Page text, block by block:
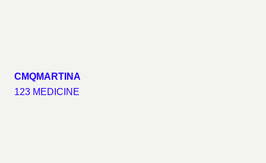
CMQMARTINA
123 MEDICINE